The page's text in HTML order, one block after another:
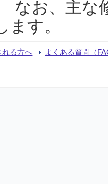
なお、主な
ます。
れる方へ よくある質問（